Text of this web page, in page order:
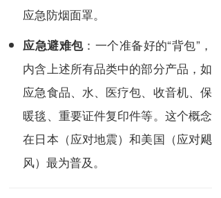
应急防烟面罩。
应急避难包：一个准备好的“背包”，
内含上述所有品类中的部分产品，如
应急食品、水、医疗包、收音机、保
暖毯、重要证件复印件等。这个概念
在日本（应对地震）和美国（应对飓
风）最为普及。